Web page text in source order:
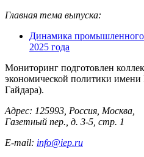
Главная тема выпуска:
Динамика промышленного
2025 года
Мониторинг подготовлен
экономической политики имени
Гайдара).
Адрес: 125993, Россия, Москва,
Газетный пер., д. 3-5, стр. 1
E-mail: info@iep.ru